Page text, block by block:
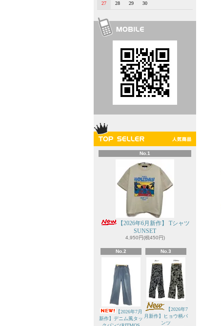
27 28 29 30
No.1
【2026年6月新作】 Tシャツ
SUNSET
4,950円(税450円)
No.2
【2026年7月
新作】デニム風タッ
No.3
【2026年7
月新作】ヒョウ柄パ
ンツ